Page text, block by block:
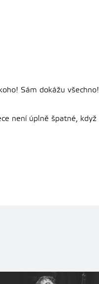
Sám dokážu všechno!
není úplně špatné, když